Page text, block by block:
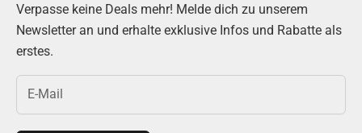
Verpasse keine Deals mehr! Melde dich zu unserem
Newsletter an und erhalte exklusive Infos und Rabatte als
erstes.